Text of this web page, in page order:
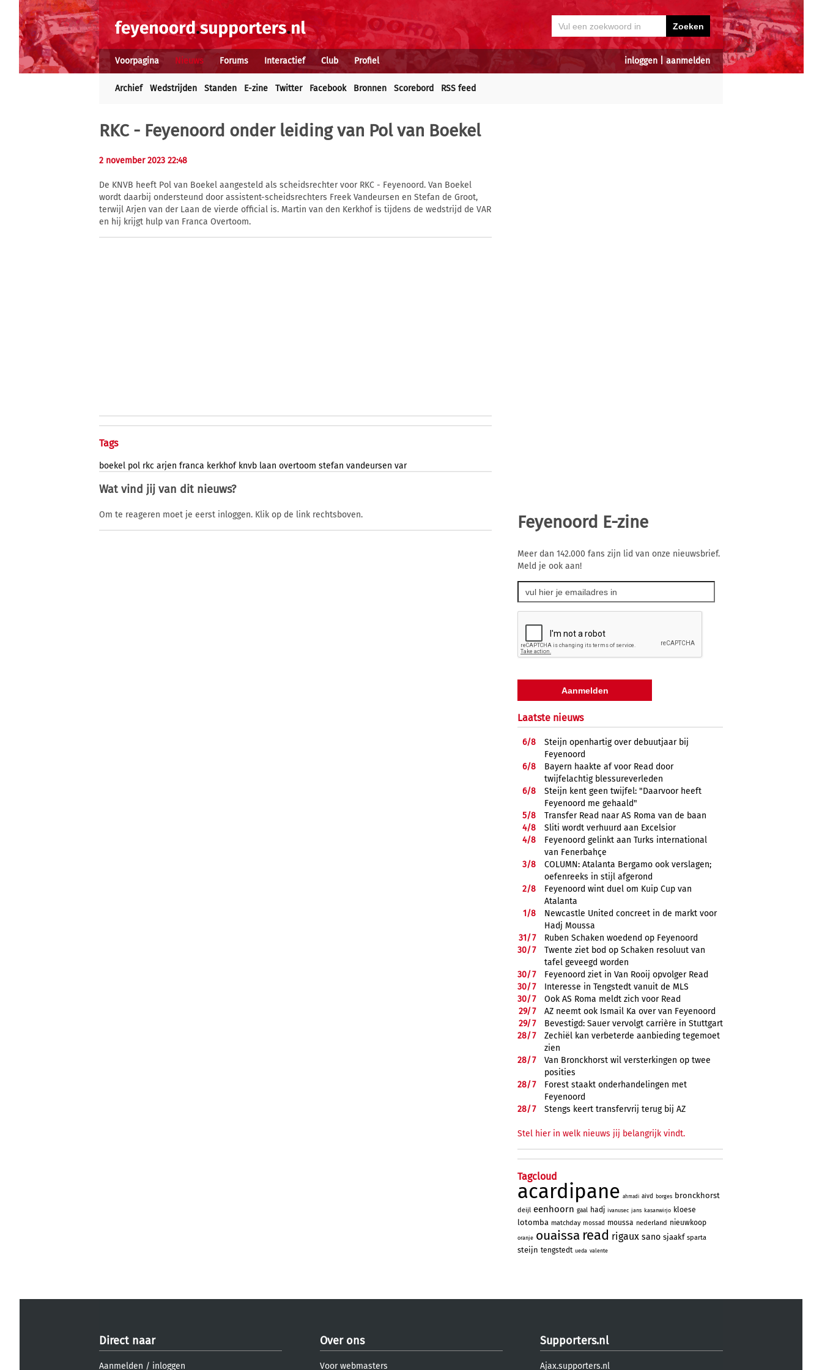
inloggen aanmelden
Voorpagina Nieuws Forums Interactief Club Profiel
Archief Wedstrijden Standen E-zine Twitter Facebook Bronnen Scorebord RSS feed
RKC - Feyenoord onder leiding van Pol van Boekel
2 november 2023 22:48
De KNVB heeft Pol van Boekel aangesteld als scheidsrechter voor RKC - Feyenoord. Van Boekel
wordt daarbij ondersteund door assistent-scheidsrechters Freek Vandeursen en Stefan de Groot,
terwijl Arjen van der Laan de vierde official is. Martin van den Kerkhof is tijdens de wedstrijd de VAR
en hij krijgt hulp van Franca Overtoom.
Tags
boekel pol rkc arjen franca kerkhof knvb laan overtoom stefan vandeursen var
Wat vind jij van dit nieuws?
Om te reageren moet je eerst inloggen. Klik op de link rechtsboven. Feyenoord E-zine
Meer dan 142.000 fans zijn lid van onze nieuwsbrief.
Meld je ook aan!
Laatste nieuws
6/8
Steijn openhartig over debuutjaar bij
Feyenoord
6/8
Bayern haakte af voor Read door
twijfelachtig blessureverleden
6/8
Steijn kent geen twijfel: "Daarvoor heeft
Feyenoord me gehaald"
5/8
Transfer Read naar AS Roma van de baan
4/8
Sliti wordt verhuurd aan Excelsior
4/8
Feyenoord gelinkt aan Turks international
van Fenerbahçe
3/8
COLUMN: Atalanta Bergamo ook verslagen;
oefenreeks in stijl afgerond
2/8
Feyenoord wint duel om Kuip Cup van
Atalanta
1/8
Newcastle United concreet in de markt voor
Hadj Moussa
31/7
Ruben Schaken woedend op Feyenoord
30/7
Twente ziet bod op Schaken resoluut van
tafel geveegd worden
30/7
Feyenoord ziet in Van Rooij opvolger Read
30/7
Interesse in Tengstedt vanuit de MLS
30/7
Ook AS Roma meldt zich voor Read
29/7
AZ neemt ook Ismail Ka over van Feyenoord
29/7
Bevestigd: Sauer vervolgt carrière in Stuttgart
28/7
Zechiël kan verbeterde aanbieding tegemoet
zien
28/7
Van Bronckhorst wil versterkingen op twee
posities
28/7
Forest staakt onderhandelingen met
Feyenoord
28/7 Stengs keert transfervrij terug bij AZ
Stel hier in welk nieuws jij belangrijk vindt.
Tagcloud
acardipane ahmadi aivd borges bronckhorst
deijl eenhoorn gaal hadj ivanusec jans kasanwirjo kloese
lotomba matchday mossad moussa nederland nieuwkoop
oranje ouaissa read rigaux sano sjaakf sparta
steijn tengstedt ueda valente
Direct naar
Aanmelden / inloggen
Over ons
Voor webmasters
Supporters.nl
Ajax.supporters.nl